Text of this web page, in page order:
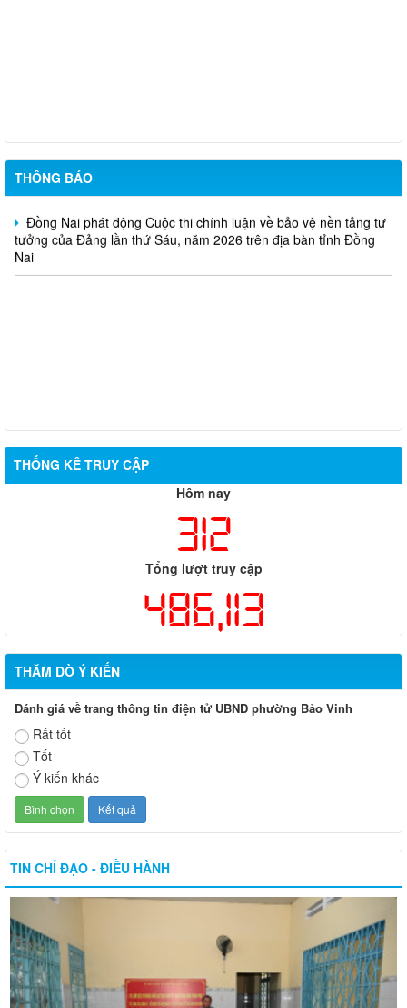
THÔNG BÁO
PHỐ PHƯỜNG BẢO VINH
Phường Bảo Vinh thông báo tuyển dụng viên chức năm 2026
Đồng Nai phát động Cuộc thi chính luận về bảo vệ nền tảng tư
tưởng của Đảng lần thứ Sáu, năm 2026 trên địa bàn tỉnh Đồng
Nai
THỐNG KÊ TRUY CẬP
Hôm nay
312
Tổng lượt truy cập
486,113
THĂM DÒ Ý KIẾN
Đánh giá về trang thông tin điện tử UBND phường Bảo Vinh
Rất tốt
Tốt
Ý kiến khác
TIN CHỈ ĐẠO - ĐIỀU HÀNH